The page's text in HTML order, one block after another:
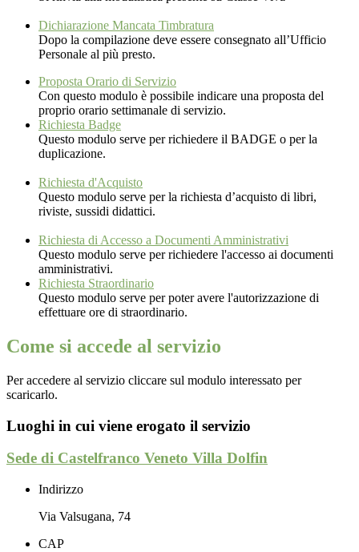
Dichiarazione Mancata Timbratura
Dopo la compilazione deve essere consegnato all’Ufficio
Personale al più presto.
Proposta Orario di Servizio
Con questo modulo è possibile indicare una proposta del
proprio orario settimanale di servizio.
Richiesta Badge
Questo modulo serve per richiedere il BADGE o per la
duplicazione.
Richiesta d'Acquisto
Questo modulo serve per la richiesta d’acquisto di libri,
riviste, sussidi didattici.
Richiesta di Accesso a Documenti Amministrativi
Questo modulo serve per richiedere l'accesso ai documenti
amministrativi.
Richiesta Straordinario
Questo modulo serve per poter avere l'autorizzazione di
effettuare ore di straordinario.
Come si accede al servizio
Per accedere al servizio cliccare sul modulo interessato per
scaricarlo.
Luoghi in cui viene erogato il servizio
Sede di Castelfranco Veneto Villa Dolfin
Indirizzo
Via Valsugana, 74
CAP